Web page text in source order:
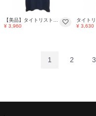
【美品】タイトリスト 半袖ポロシャツ ダークネイビー 後ろメッシュ調 メンズ LL ゴルフウェア TITLEIST
¥ 3,960
¥ 3,630
1 2 3